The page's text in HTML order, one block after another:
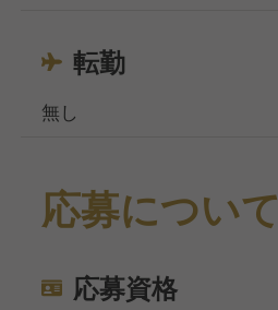
転勤
無し
応募について
応募資格